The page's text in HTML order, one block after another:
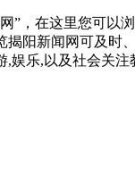
”，在这里您可以
揭阳新闻网可及时
,娱乐,以及社会关注